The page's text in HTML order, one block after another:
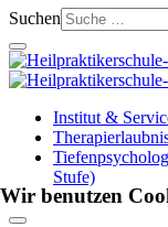
Suchen
Institut &
Stufe)
Wir benutzen